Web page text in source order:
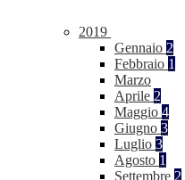
2019
Gennaio 2
Febbraio 1
Marzo
Aprile 2
Maggio 4
Giugno 3
Luglio 3
Agosto 1
Settembre 2